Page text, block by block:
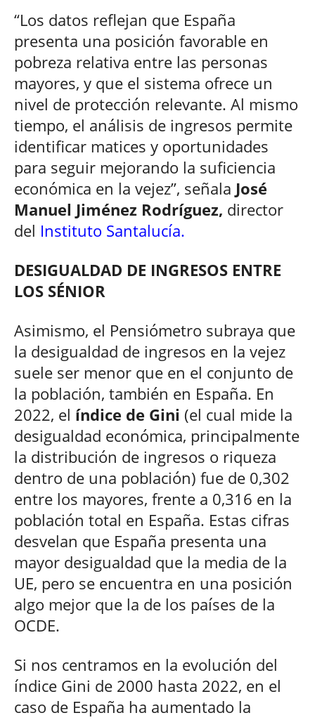
“Los datos reflejan que España
presenta una posición favorable en
pobreza relativa entre las personas
mayores, y que el sistema ofrece un
nivel de protección relevante. Al mismo
tiempo, el análisis de ingresos permite
identificar matices y oportunidades
para seguir mejorando la suficiencia
económica en la vejez”, señala José
Manuel Jiménez Rodríguez, director
del Instituto Santalucía.
DESIGUALDAD DE INGRESOS ENTRE
LOS SÉNIOR
Asimismo, el Pensiómetro subraya que
la desigualdad de ingresos en la vejez
suele ser menor que en el conjunto de
la población, también en España. En
2022, el índice de Gini (el cual mide la
desigualdad económica, principalmente
la distribución de ingresos o riqueza
dentro de una población) fue de 0,302
entre los mayores, frente a 0,316 en la
población total en España. Estas cifras
desvelan que España presenta una
mayor desigualdad que la media de la
UE, pero se encuentra en una posición
algo mejor que la de los países de la
OCDE.
Si nos centramos en la evolución del
índice Gini de 2000 hasta 2022, en el
caso de España ha aumentado la